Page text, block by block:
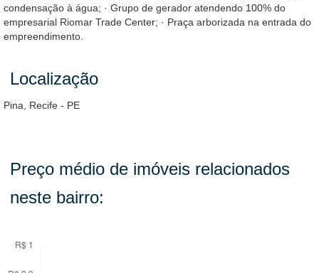
condensação à água; · Grupo de gerador atendendo 100% do
empresarial Riomar Trade Center; · Praça arborizada na entrada do
empreendimento.
Localização
Pina, Recife - PE
Preço médio de imóveis relacionados
neste bairro: